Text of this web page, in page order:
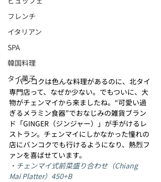
フレンチ
イタリアン
SPA
韓国料理
タイ菓子
バンコクは色んな料理があるのに、北タイ
専門店って、なぜか少ない。でもついに、大
物がチェンマイから来ましたね。“可愛い過
ぎるメラミン食器”でおなじみの雑貨ブラン
ド「GINGER（ジンジャー）」が手がけるレ
ストラン。チェンマイにしかなかった憧れの
店にバンコクでも行けるようになり、熱烈フ
ァンを喜ばせています。
・チェンマイ式前菜盛り合わせ（Chiang
Mai Platter）450+B